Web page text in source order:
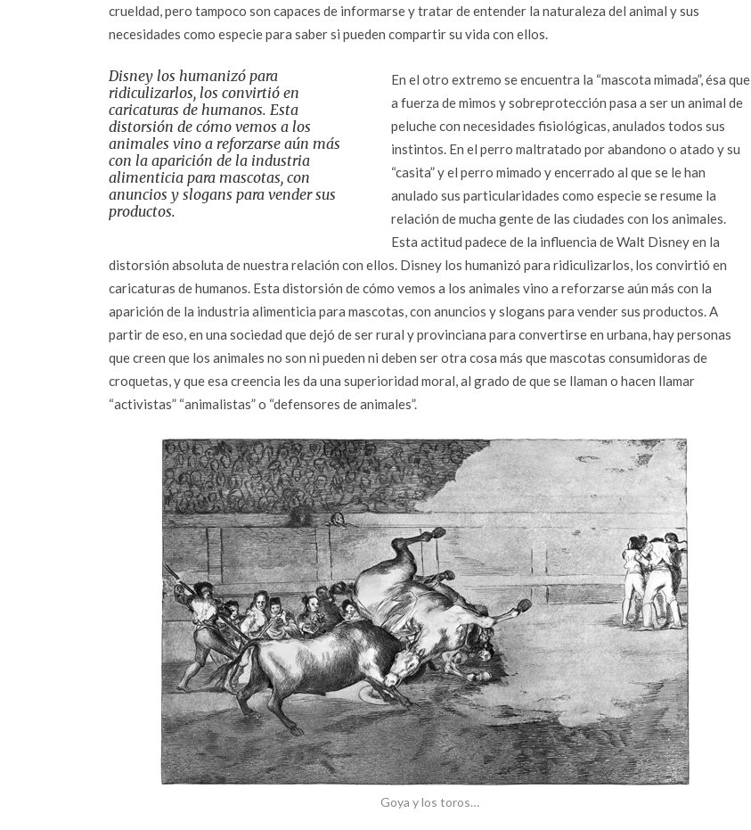
crueldad, pero tampoco son capaces de informarse y tratar de entender la naturaleza del animal y sus
necesidades como especie para saber si pueden compartir su vida con ellos.
Disney los humanizó para
ridiculizarlos, los convirtió en
caricaturas de humanos. Esta
distorsión de cómo vemos a los
animales vino a reforzarse aún más
con la aparición de la industria
alimenticia para mascotas, con
anuncios y slogans para vender sus
productos.
En el otro extremo se encuentra la “mascota mimada”, ésa que
a fuerza de mimos y sobreprotección pasa a ser un animal de
peluche con necesidades fisiológicas, anulados todos sus
instintos. En el perro maltratado por abandono o atado y su
“casita” y el perro mimado y encerrado al que se le han
anulado sus particularidades como especie se resume la
relación de mucha gente de las ciudades con los animales.
Esta actitud padece de la influencia de Walt Disney en la
distorsión absoluta de nuestra relación con ellos. Disney los humanizó para ridiculizarlos, los convirtió en
caricaturas de humanos. Esta distorsión de cómo vemos a los animales vino a reforzarse aún más con la
aparición de la industria alimenticia para mascotas, con anuncios y slogans para vender sus productos. A
partir de eso, en una sociedad que dejó de ser rural y provinciana para convertirse en urbana, hay personas
que creen que los animales no son ni pueden ni deben ser otra cosa más que mascotas consumidoras de
croquetas, y que esa creencia les da una superioridad moral, al grado de que se llaman o hacen llamar
“activistas” “animalistas” o “defensores de animales”.
Goya y los toros…